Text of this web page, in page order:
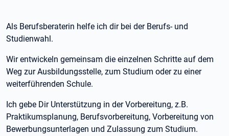
Als Berufsberaterin helfe ich dir bei der Berufs- und
Studienwahl.
Wir entwickeln gemeinsam die einzelnen Schritte auf dem
Weg zur Ausbildungsstelle, zum Studium oder zu einer
weiterführenden Schule.
Ich gebe Dir Unterstützung in der Vorbereitung, z.B.
Praktikumsplanung, Berufsvorbereitung, Vorbereitung von
Bewerbungsunterlagen und Zulassung zum Studium.